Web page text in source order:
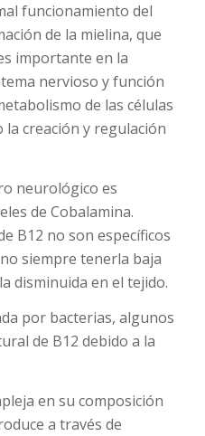
funcionamiento del
de la mielina, que
importante en la
nervioso y función
de las células
creación y regulación
neurológico es
de Cobalamina.
B12 no son específicos
siempre tenerla baja
disminuida en el tejido.
por bacterias, algunos
de B12 debido a la
en su composición
a través de